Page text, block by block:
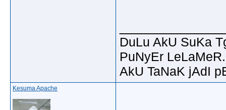
DuLu AkU SuKa
PuNyEr
AkU TaNaK jAdI
Kesuma Apache